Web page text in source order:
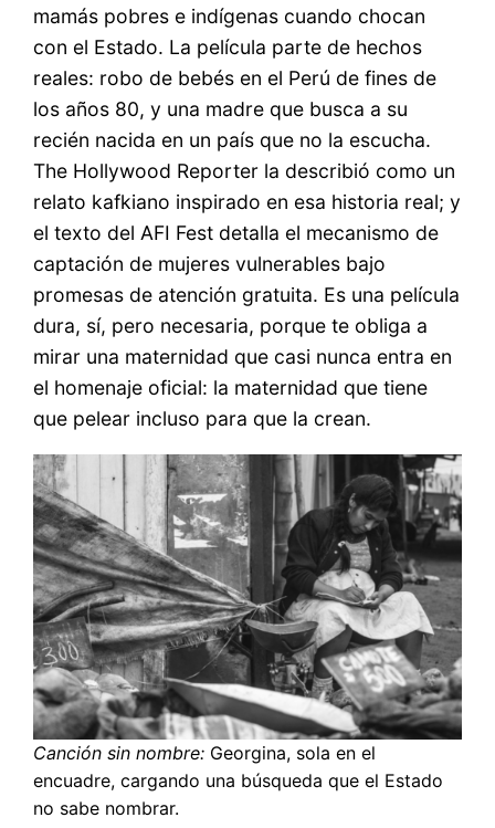
mamás pobres e indígenas cuando chocan
con el Estado. La película parte de hechos
reales: robo de bebés en el Perú de fines de
los años 80, y una madre que busca a su
recién nacida en un país que no la escucha.
The Hollywood Reporter la describió como un
relato kafkiano inspirado en esa historia real; y
el texto del AFI Fest detalla el mecanismo de
captación de mujeres vulnerables bajo
promesas de atención gratuita. Es una película
dura, sí, pero necesaria, porque te obliga a
mirar una maternidad que casi nunca entra en
el homenaje oficial: la maternidad que tiene
que pelear incluso para que la crean.
Canción sin nombre: Georgina, sola en el
encuadre, cargando una búsqueda que el Estado
no sabe nombrar.